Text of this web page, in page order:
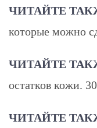
ЧИТАЙТЕ
которые можно
ЧИТАЙТЕ
остатков кожи.
ЧИТАЙТЕ